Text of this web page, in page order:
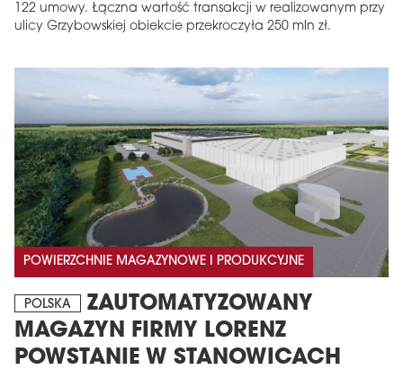
122 umowy. Łączna wartość transakcji w realizowanym przy
ulicy Grzybowskiej obiekcie przekroczyła 250 mln zł.
POWIERZCHNIE MAGAZYNOWE I PRODUKCYJNE
POLSKA
ZAUTOMATYZOWANY
MAGAZYN FIRMY LORENZ
POWSTANIE W STANOWICACH